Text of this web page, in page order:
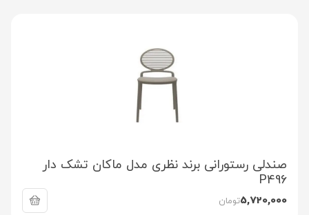
صندلی رستورانی برند نظری مدل ماکان تشک دار
P496
5,720,000تومان